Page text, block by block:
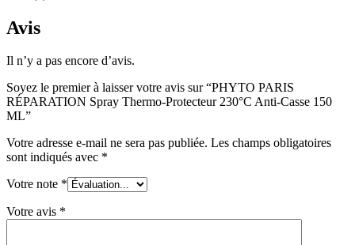
Avis
Il n’y a pas encore d’avis.
Soyez le premier à laisser votre avis sur “PHYTO PARIS
RÉPARATION Spray Thermo-Protecteur 230°C Anti-Casse 150
ML”
Votre adresse e-mail ne sera pas publiée. Les champs obligatoires
sont indiqués avec *
Votre note *
Votre avis *